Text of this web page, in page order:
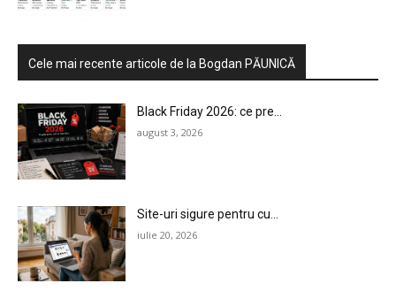
Cele mai recente articole de la Bogdan PĂUNICĂ
Black Friday 2026: ce pre...
august 3, 2026
Site-uri sigure pentru cu...
iulie 20, 2026